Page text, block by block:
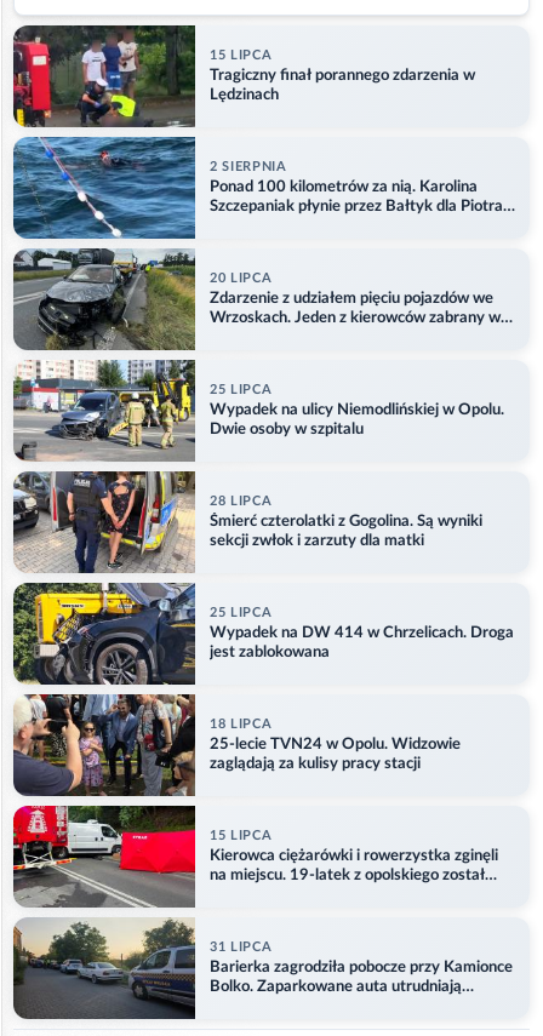
15 LIPCA
Tragiczny finał porannego zdarzenia w
Lędzinach
2 SIERPNIA
Ponad 100 kilometrów za nią. Karolina
Szczepaniak płynie przez Bałtyk dla Piotra.
20 LIPCA
Zdarzenie z udziałem pięciu pojazdów we
Wrzoskach. Jeden z kierowców zabrany w
25 LIPCA
Wypadek na ulicy Niemodlińskiej w Opolu.
Dwie osoby w szpitalu
28 LIPCA
Śmierć czterolatki z Gogolina. Są wyniki
sekcji zwłok i zarzuty dla matki
25 LIPCA
Wypadek na DW 414 w Chrzelicach. Droga
jest zablokowana
18 LIPCA
25-lecie TVN24 w Opolu. Widzowie
zaglądają za kulisy pracy stacji
15 LIPCA
Kierowca ciężarówki i rowerzystka zginęli
na miejscu. 19-latek z opolskiego został
31 LIPCA
Barierka zagrodziła pobocze przy Kamionce
Bolko. Zaparkowane auta utrudniają